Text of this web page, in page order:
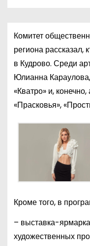
Комитет
региона рассказал,
в Кудрово. Среди
Юлианна
«Кватро» и,
«Прасковья»,
Кроме того, в
– выставка-
художественных